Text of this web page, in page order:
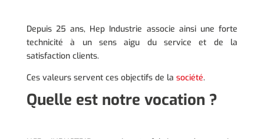
Depuis 25 ans, Hep Industrie associe ainsi une forte
technicité à un sens aigu du service et de la
satisfaction clients.
Ces valeurs servent ces objectifs de la société.
Quelle est notre vocation ?